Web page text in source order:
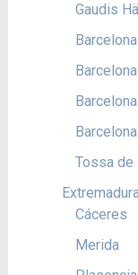
Gaudis
Tossa de
Cáceres
Merida